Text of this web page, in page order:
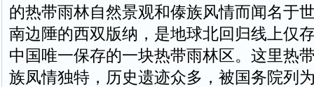
的热带雨林自然景观和傣族风情而闻名于
南边陲的西双版纳，是地球北回归线上仅
中国唯一保存的一块热带雨林区。这里热
族凤情独特，历史遗迹众多，被国务院列